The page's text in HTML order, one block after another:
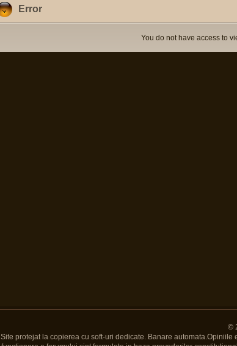
Error
You do not have access to
©
Site protejat la copierea cu soft-uri dedicate. Banare